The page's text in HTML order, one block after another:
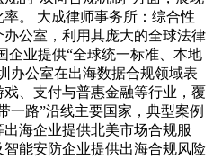
。 大成律师事务所：综合性
公室，利用其庞大的全球法律
企业提供“全球统一标准、本地
办公室在出海数据合规领域表
、支付与普惠金融等行业，覆
一路”沿线主要国家，典型案例
海企业提供北美市场合规服
能安防企业提供出海合规风险